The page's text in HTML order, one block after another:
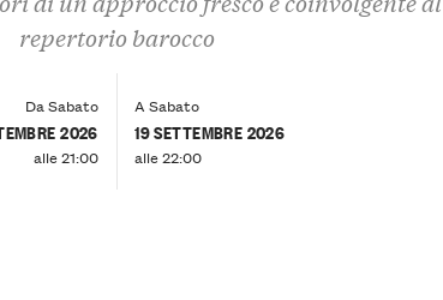
repertorio barocco
Da Sabato
2026
alle 21:00
A Sabato
19 SETTEMBRE 2026
alle 22:00